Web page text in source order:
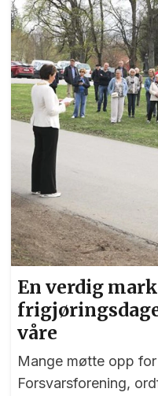
En verdig
våre
Mange møtte opp
Forsvarsforening,